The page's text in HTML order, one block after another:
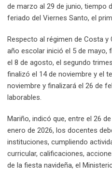
de marzo al 29 de junio, tiempo
feriado del Viernes Santo, el
Respecto al régimen de Costa y
año escolar inició el 5 de mayo,
el 8 de agosto, el segundo
finalizó el 14 de noviembre y el
noviembre y finalizará el 26 de
laborables.
Mariño, indicó que, entre el 26
enero de 2026, los docentes
instituciones, cumpliendo
curricular, calificaciones,
de la fiesta navideña, el